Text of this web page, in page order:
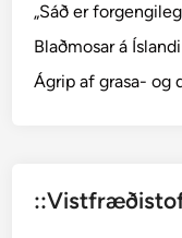
t
t
„Sáð er
Blaðmosar á Íslandi
Ágrip af grasa- og